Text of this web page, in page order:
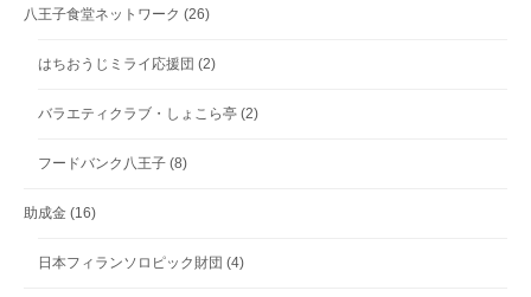
八王子食堂ネットワーク (26)
はちおうじミライ応援団 (2)
バラエティクラブ・しょこら亭 (2)
フードバンク八王子 (8)
助成金 (16)
日本フィランソロピック財団 (4)